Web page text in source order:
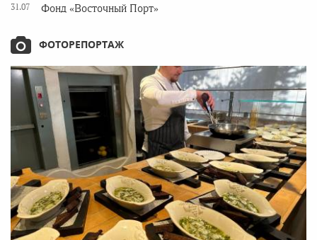
31.07
Фонд «Восточный Порт»
ФОТОРЕПОРТАЖ